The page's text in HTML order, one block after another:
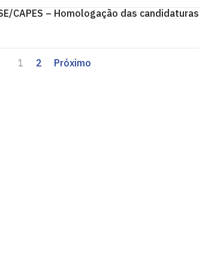
CAPES – Homologação das candidaturas
1 2 Próximo